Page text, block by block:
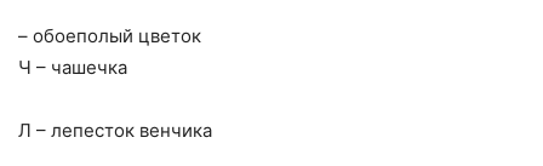
– обоеполый цветок
Ч – чашечка
Л – лепесток венчика